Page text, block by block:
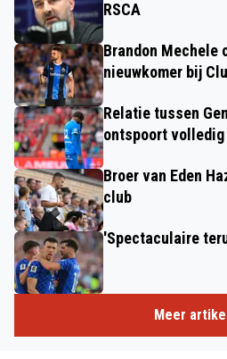
RSCA
Brandon Mechele
nieuwkomer bij
Relatie tussen
ontspoort volledig
Broer van Eden
club
'Spectaculaire
Meer